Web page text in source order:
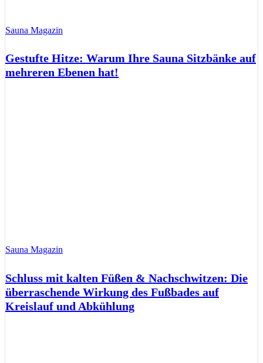
Sauna Magazin
Gestufte Hitze: Warum Ihre Sauna Sitzbänke auf
mehreren Ebenen hat!
Sauna Magazin
Schluss mit kalten Füßen & Nachschwitzen: Die
überraschende Wirkung des Fußbades auf
Kreislauf und Abkühlung